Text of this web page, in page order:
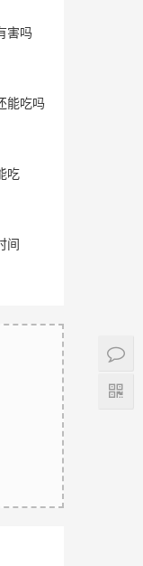
害吗
能吃吗
吃
间